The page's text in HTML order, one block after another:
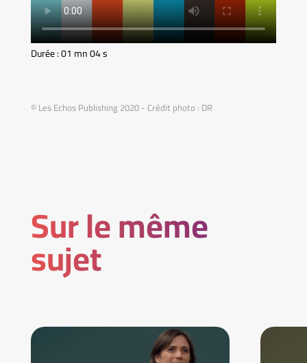
Durée : 01 mn 04 s
© Les Echos Publishing 2020 - Crédit photo : DR
Sur le même
sujet